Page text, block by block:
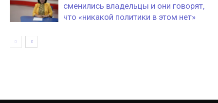
сменились владельцы и они говорят,
что «никакой политики в этом нет»